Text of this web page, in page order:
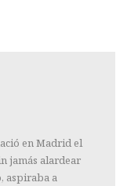
en Madrid el
jamás alardear
aspiraba a